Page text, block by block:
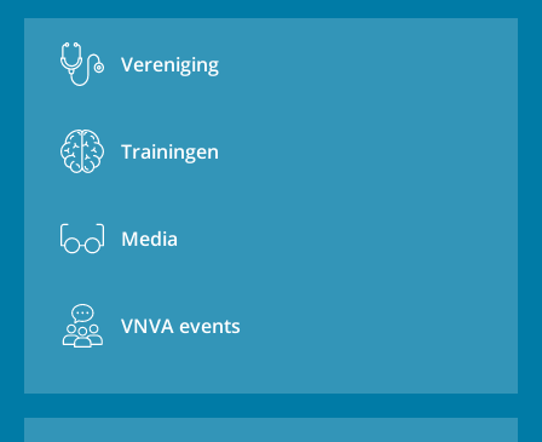
Vereniging
Trainingen
Media
VNVA events